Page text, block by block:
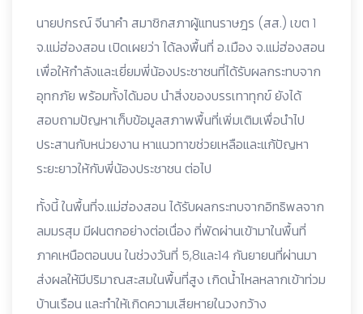
นายปกรณ์ จีนาคำ สมาชิกสภาผู้แทนราษฎร (สส.) เขต 1
จ.แม่ฮ่องสอน เปิดเผยว่า ได้ลงพื้นที่ อ.เมือง จ.แม่ฮ่องสอน
เพื่อให้กำลังและเยี่ยมพี่น้องประชาชนที่ได้รับผลกระทบจาก
อุทกภัย พร้อมทั้งได้มอบ นำสิ่งของบรรเทาทุกข์ ยังได้
สอบถามปัญหาเก็บข้อมูลสภาพพื้นที่เพิ่มเติมเพื่อนำไป
ประสานกับหน่วยงาน หาแนวทาฃช่วยเหลือและแก้ปัญหา
ระยะยาวให้กับพี่น้องประชาชน ต่อไป
ทั้งนี้ ในพื้นที่จ.แม่ฮ่องสอน ได้รับผลกระทบจากอิทธิพลจาก
ลมมรสุม มีฝนตกอย่างต่อเนื่อง ที่พัดผ่านเข้ามาในพื้นที่
ภาคเหนือตอนบน ในช่วงวันที่ 5,8และ14 กันยายนที่ผ่านมา
ส่งผลให้มีปริมาณสะสมในพื้นที่สูง เกิดน้ำไหลหลากเข้าท่วม
บ้านเรือน และทำให้เกิดความเสียหายในวงกว้าง